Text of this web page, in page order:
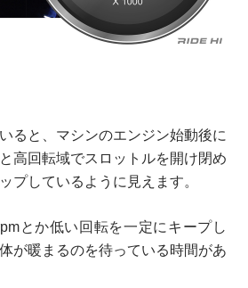
ると、マシンのエンジン始動後に
高回転域でスロットルを開け閉め
プしているように見えます。
とか低い回転を一定にキープし
が暖まるのを待っている時間があ